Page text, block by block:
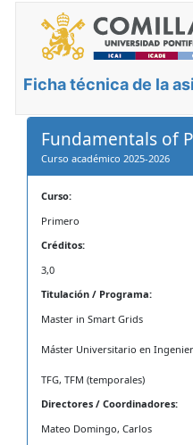
Ficha técnica de la
Fundamentals of
Curso académico 2025-2026
Curso:
Primero
Créditos:
3,0
Titulación / Programa:
Master in Smart Grids
Máster Universitario en
TFG, TFM (temporales)
Directores / Coordinadores:
Mateo Domingo, Carlos